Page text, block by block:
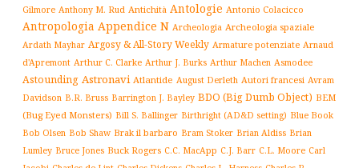
Gilmore Anthony M. Rud Antichità Antologie Antonio Colacicco
Antropologia Appendice N Archeologia Archeologia spaziale
Ardath Mayhar Argosy & All-Story Weekly Armature potenziate Arnaud
d'Apremont Arthur C. Clarke Arthur J. Burks Arthur Machen Asmodee
Astounding Astronavi Atlantide August Derleth Autori francesi Avram
Davidson B.R. Bruss Barrington J. Bayley BDO (Big Dumb Object) BEM
(Bug Eyed Monsters) Bill S. Ballinger Birthright (AD&D setting) Blue Book
Bob Olsen Bob Shaw Brak il barbaro Bram Stoker Brian Aldiss Brian
Lumley Bruce Jones Buck Rogers C.C. MacApp C.J. Barr C.L. Moore Carl